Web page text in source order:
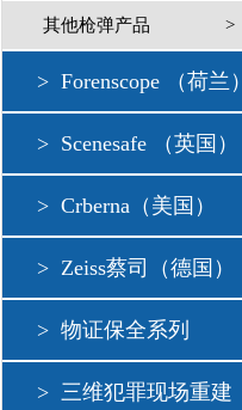
其他枪弹产品 >
> Forenscope （荷兰）
> Scenesafe （英国）
> Crberna（美国）
> Zeiss蔡司（德国）
> 物证保全系列
> 三维犯罪现场重建